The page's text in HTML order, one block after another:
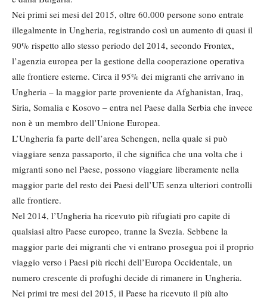
Nei primi sei mesi del 2015, oltre 60.000 persone sono entrate
illegalmente in Ungheria, registrando così un aumento di quasi il
90% rispetto allo stesso periodo del 2014, secondo Frontex,
l’agenzia europea per la gestione della cooperazione operativa
alle frontiere esterne. Circa il 95% dei migranti che arrivano in
Ungheria – la maggior parte proveniente da Afghanistan, Iraq,
Siria, Somalia e Kosovo – entra nel Paese dalla Serbia che invece
non è un membro dell’Unione Europea.
L’Ungheria fa parte dell’area Schengen, nella quale si può
viaggiare senza passaporto, il che significa che una volta che i
migranti sono nel Paese, possono viaggiare liberamente nella
maggior parte del resto dei Paesi dell’UE senza ulteriori controlli
alle frontiere.
Nel 2014, l’Ungheria ha ricevuto più rifugiati pro capite di
qualsiasi altro Paese europeo, tranne la Svezia. Sebbene la
maggior parte dei migranti che vi entrano prosegua poi il proprio
viaggio verso i Paesi più ricchi dell’Europa Occidentale, un
numero crescente di profughi decide di rimanere in Ungheria.
Nei primi tre mesi del 2015, il Paese ha ricevuto il più alto